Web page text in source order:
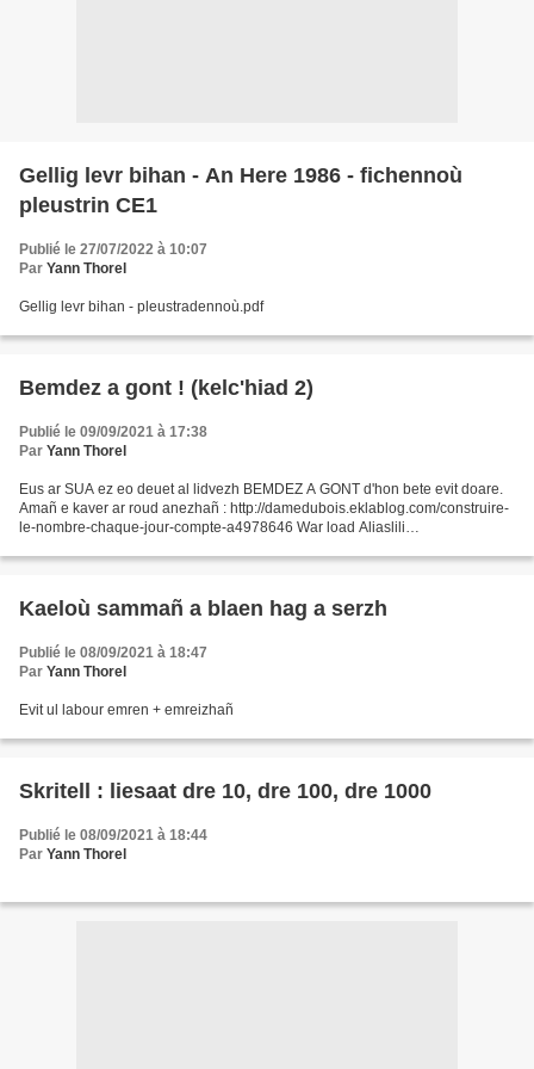
Gellig levr bihan - An Here 1986 - fichennoù
pleustrin CE1
Publié le 27/07/2022 à 10:07
Par Yann Thorel
Gellig levr bihan - pleustradennoù.pdf
Bemdez a gont ! (kelc'hiad 2)
Publié le 09/09/2021 à 17:38
Par Yann Thorel
Eus ar SUA ez eo deuet al lidvezh BEMDEZ A GONT d'hon bete evit doare.
Amañ e kaver ar roud anezhañ : http://damedubois.eklablog.com/construire-
le-nombre-chaque-jour-compte-a4978646 War load Aliaslili
Kaeloù sammañ a blaen hag a serzh
Publié le 08/09/2021 à 18:47
Par Yann Thorel
Evit ul labour emren + emreizhañ
Skritell : liesaat dre 10, dre 100, dre 1000
Publié le 08/09/2021 à 18:44
Par Yann Thorel